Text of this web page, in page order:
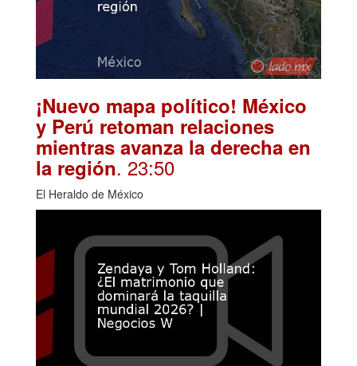
¡Nuevo mapa político! México
y Perú retoman relaciones
mientras avanza la derecha en
la región. 23:50
El Heraldo de México